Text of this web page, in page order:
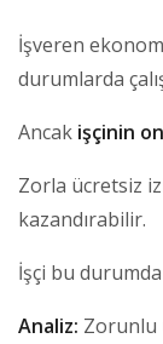
İşveren
durumlarda
Ancak işçinin
Zorla ücretsiz
kazandırabilir.
İşçi bu
Analiz: Zorunlu